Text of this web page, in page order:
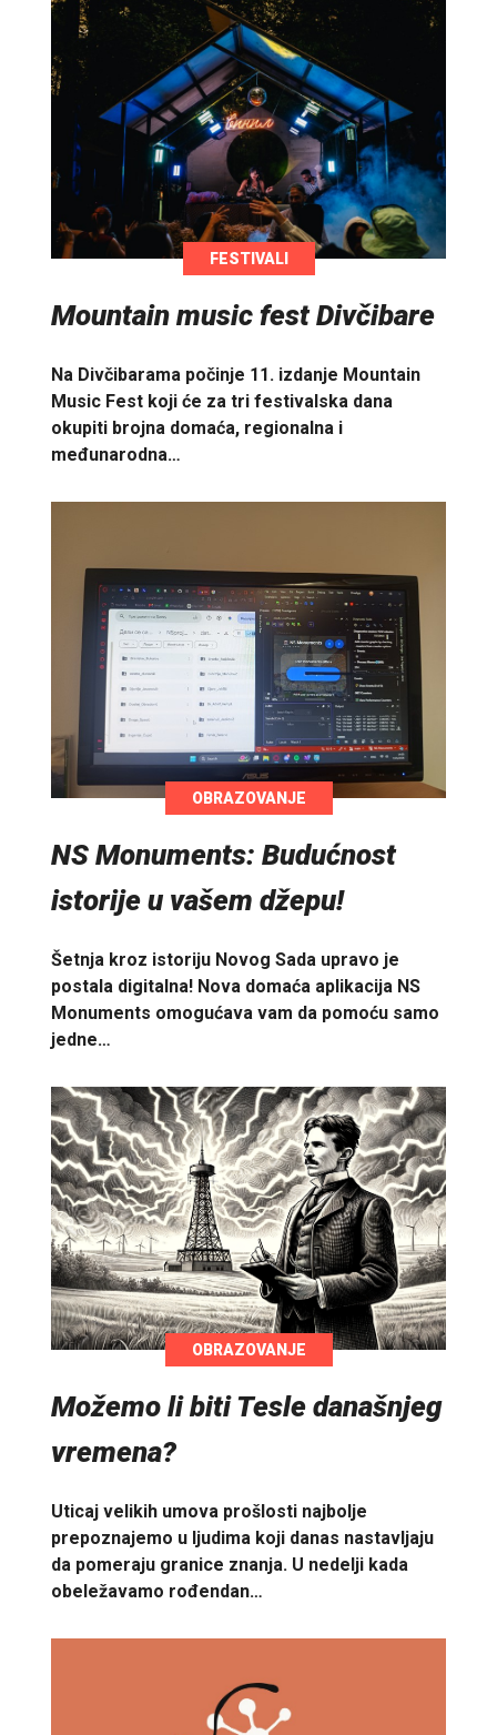
FESTIVALI
Mountain music fest Divčibare
Na Divčibarama počinje 11. izdanje Mountain
Music Fest koji će za tri festivalska dana
okupiti brojna domaća, regionalna i
međunarodna…
OBRAZOVANJE
NS Monuments: Budućnost
istorije u vašem džepu!
Šetnja kroz istoriju Novog Sada upravo je
postala digitalna! Nova domaća aplikacija NS
Monuments omogućava vam da pomoću samo
jedne…
OBRAZOVANJE
Možemo li biti Tesle današnjeg
vremena?
Uticaj velikih umova prošlosti najbolje
prepoznajemo u ljudima koji danas nastavljaju
da pomeraju granice znanja. U nedelji kada
obeležavamo rođendan…